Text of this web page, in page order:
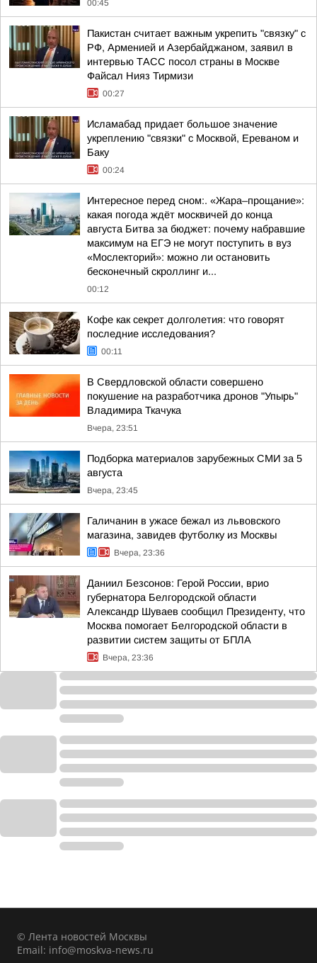
00:45
Пакистан считает важным укрепить "связку" с
РФ, Арменией и Азербайджаном, заявил в
интервью ТАСС посол страны в Москве
Файсал Нияз Тирмизи
00:27
Исламабад придает большое значение
укреплению "связки" с Москвой, Ереваном и
Баку
00:24
Интересное перед сном:. «Жара–прощание»:
какая погода ждёт москвичей до конца
августа Битва за бюджет: почему набравшие
максимум на ЕГЭ не могут поступить в вуз
«Мослекторий»: можно ли остановить
бесконечный скроллинг и...
00:12
Кофе как секрет долголетия: что говорят
последние исследования?
00:11
В Свердловской области совершено
покушение на разработчика дронов "Упырь"
Владимира Ткачука
Вчера, 23:51
Подборка материалов зарубежных СМИ за 5
августа
Вчера, 23:45
Галичанин в ужасе бежал из львовского
магазина, завидев футболку из Москвы
Вчера, 23:36
Даниил Безсонов: Герой России, врио
губернатора Белгородской области
Александр Шуваев сообщил Президенту, что
Москва помогает Белгородской области в
развитии систем защиты от БПЛА
Вчера, 23:36
© Лента новостей Москвы
Email: info@moskva-news.ru